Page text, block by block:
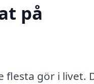
på
flesta gör i livet.